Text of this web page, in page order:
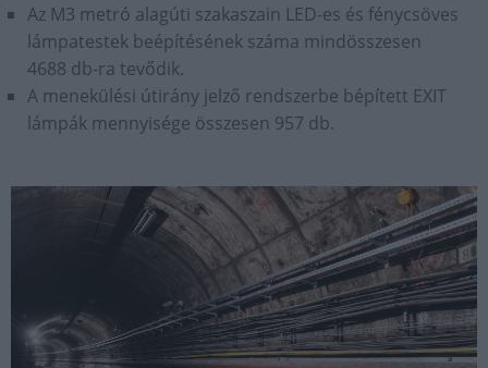
Az M3 metró alagúti szakaszain LED-es és fénycsöves
lámpatestek beépítésének száma mindösszesen
4688 db-ra tevődik.
A menekülési útirány jelző rendszerbe bépített EXIT
lámpák mennyisége összesen 957 db.